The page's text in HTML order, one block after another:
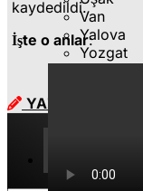
Van
Yalova
Yozgat
YAZARLAR
kaydedildi.
İşte o anlar: